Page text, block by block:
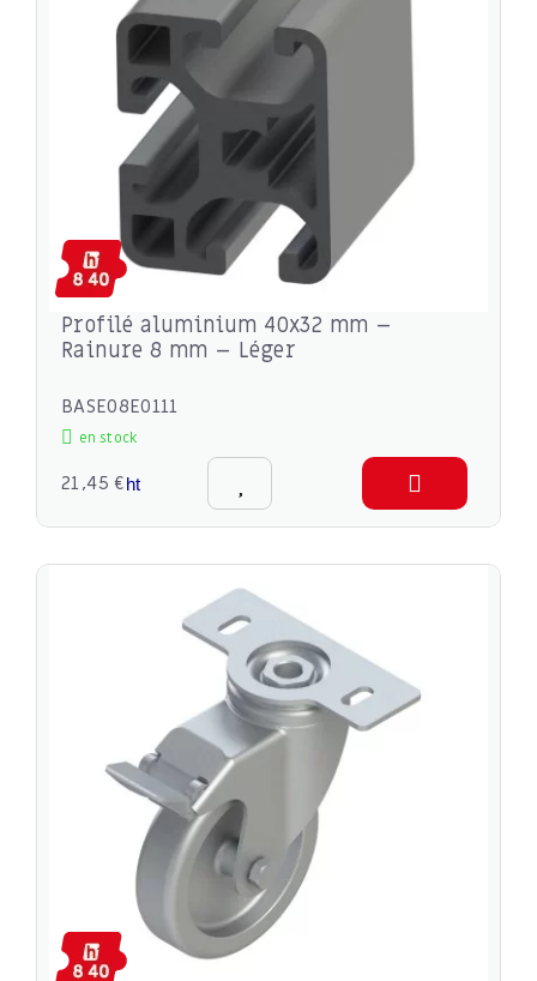
Profilé aluminium 40x32 mm –
Rainure 8 mm – Léger
BASE08E0111
en stock
21,45 €ht